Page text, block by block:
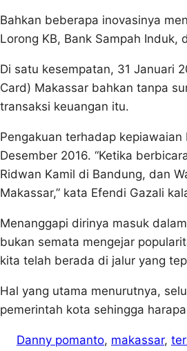
Bahkan beberapa inovasinya
Lorong KB, Bank Sampah Induk,
Di satu kesempatan, 31 Januari
Card) Makassar bahkan tanpa
transaksi keuangan itu.
Pengakuan terhadap
Desember 2016. “Ketika
Ridwan Kamil di Bandung, dan
Makassar,” kata Efendi Gazali
Menanggapi dirinya masuk
bukan semata mengejar
kita telah berada di jalur yang
Hal yang utama menurutnya,
pemerintah kota sehingga
Danny pomanto, makassar,